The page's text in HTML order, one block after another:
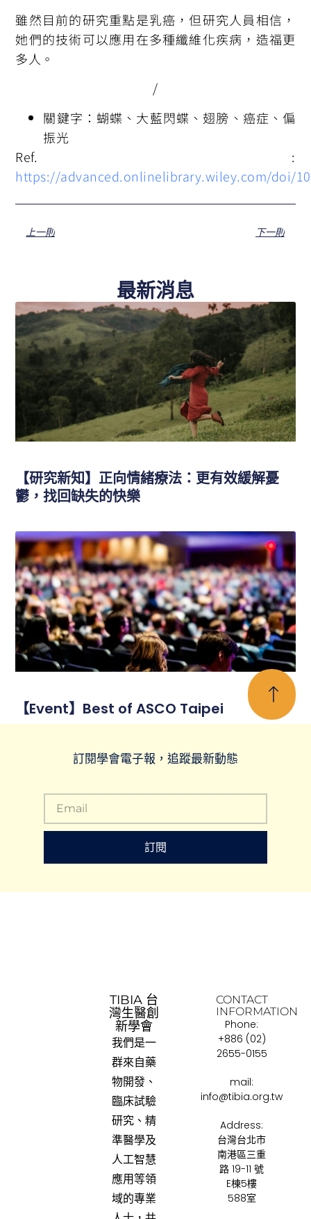
雖然目前的研究重點是乳癌，但研究人員相信，
她們的技術可以應用在多種纖維化疾病，造福更
多人。
/
關鍵字：蝴蝶、大藍閃蝶、翅膀、癌症、偏
振光
Ref. :
https://advanced.onlinelibrary.wiley.com/doi/
上一則 下一則
最新消息
【研究新知】正向情緒療法：更有效緩解憂
鬱，找回缺失的快樂
【Event】Best of ASCO Taipei
訂閱學會電子報，追蹤最新動態
訂閱
TIBIA 台
灣生醫創
新學會
我們是一
群來自藥
物開發、
臨床試驗
研究、精
準醫學及
人工智慧
應用等領
域的專業
CONTACT
INFORMATION
Phone:
+886 (02)
2655-0155
mail:
info@tibia.org.tw
Address:
台灣台北市
南港區三重
路 19-11 號
E棟5樓
588室